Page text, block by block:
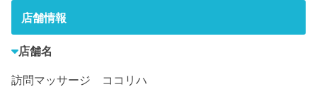
店舗情報
店舗名
訪問マッサージ ココリハ